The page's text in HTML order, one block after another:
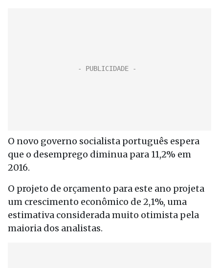
O novo governo socialista português espera
que o desemprego diminua para 11,2% em
2016.
O projeto de orçamento para este ano projeta
um crescimento econômico de 2,1%, uma
estimativa considerada muito otimista pela
maioria dos analistas.